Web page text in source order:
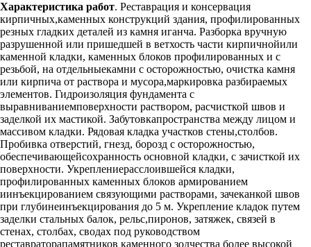
Характеристика работ. Реставрация и консервация
кирпичных,каменных конструкций здания, профилированных
резных гладких деталей из камня иганча. Разборка вручную
разрушенной или пришедшей в ветхость части кирпичнойили
каменной кладки, каменных блоков профилированных и с
резьбой, на отдельныекамни с осторожностью, очистка камня
или кирпича от раствора и мусора,маркировка разбираемых
элементов. Гидроизоляция фундамента с
выравниваниемповерхности раствором, расчисткой швов и
заделкой их мастикой. Забутовкапространства между лицом и
массивом кладки. Рядовая кладка участков стены,столбов.
Пробивка отверстий, гнезд, борозд с осторожностью,
обеспечивающейсохранность основной кладки, с зачисткой их
поверхности. Укреплениерасслоившейся кладки,
профилированных каменных блоков армированием
иинъекцированием связующими растворами, зачеканкой швов
при глубинеинъекцирования до 5 м. Укрепление кладок путем
заделки стальных балок, рельс,пиронов, затяжек, связей в
стенах, столбах, сводах под руководством
реставраторапамятников каменного зодчества более высокой